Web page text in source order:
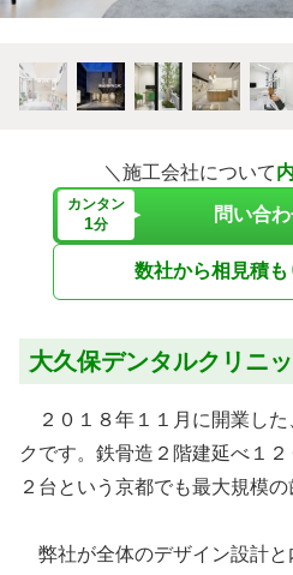
＼施工会社について
カンタン
1分 問い合
数社から相見積
大久保デンタルクリニ
２０１８年１１月に開業した
クです。鉄骨造２階建延べ１
２台という京都でも最大規模の
弊社が全体のデザイン設計と